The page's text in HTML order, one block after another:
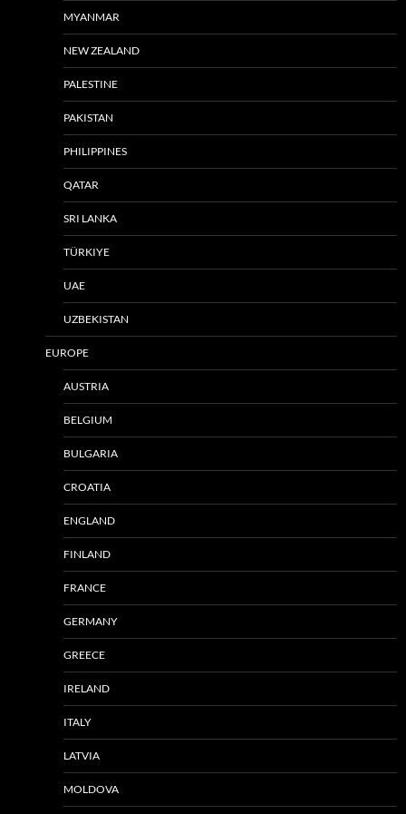
MYANMAR
NEW ZEALAND
PALESTINE
PAKISTAN
PHILIPPINES
QATAR
SRI LANKA
TÜRKIYE
UAE
UZBEKISTAN
EUROPE
AUSTRIA
BELGIUM
BULGARIA
CROATIA
ENGLAND
FINLAND
FRANCE
GERMANY
GREECE
IRELAND
ITALY
LATVIA
MOLDOVA